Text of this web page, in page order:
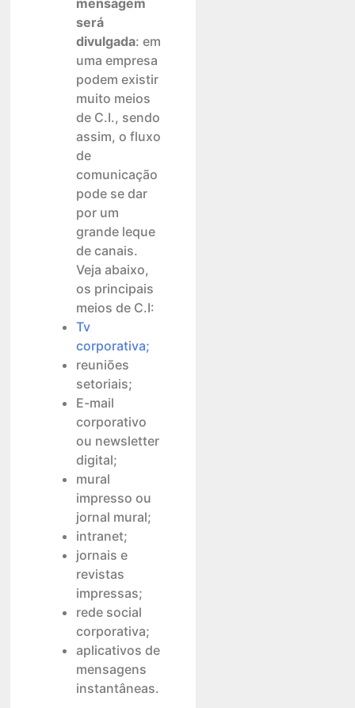
mensagem
será
divulgada: em
uma empresa
podem existir
muito meios
de C.I., sendo
assim, o fluxo
de
comunicação
pode se dar
por um
grande leque
de canais.
Veja abaixo,
os principais
meios de C.I:
Tv
corporativa;
reuniões
setoriais;
E-mail
corporativo
ou newsletter
digital;
mural
impresso ou
jornal mural;
intranet;
jornais e
revistas
impressas;
rede social
corporativa;
aplicativos de
mensagens
instantâneas.